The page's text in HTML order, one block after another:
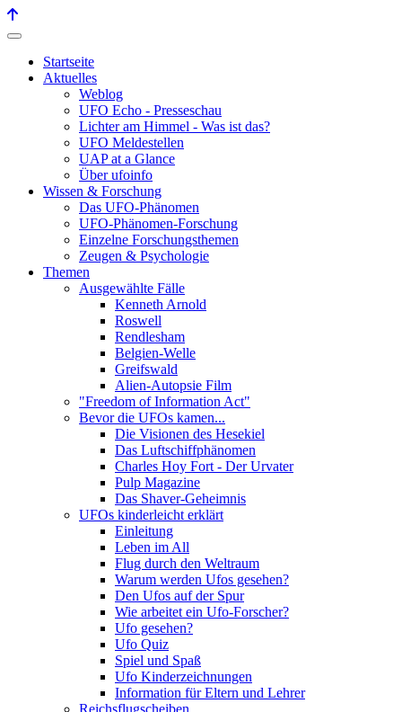
Startseite
Aktuelles
Weblog
UFO Echo - Presseschau
Lichter am Himmel - Was ist das?
UFO Meldestellen
UAP at a Glance
Über ufoinfo
Wissen & Forschung
Das UFO-Phänomen
UFO-Phänomen-Forschung
Einzelne Forschungsthemen
Zeugen & Psychologie
Themen
Ausgewählte Fälle
Kenneth Arnold
Roswell
Rendlesham
Belgien-Welle
Greifswald
Alien-Autopsie Film
"Freedom of Information Act"
Bevor die UFOs kamen...
Die Visionen des Hesekiel
Das Luftschiffphänomen
Charles Hoy Fort - Der Urvater
Pulp Magazine
Das Shaver-Geheimnis
UFOs kinderleicht erklärt
Einleitung
Leben im All
Flug durch den Weltraum
Warum werden Ufos gesehen?
Den Ufos auf der Spur
Wie arbeitet ein Ufo-Forscher?
Ufo gesehen?
Ufo Quiz
Spiel und Spaß
Ufo Kinderzeichnungen
Information für Eltern und Lehrer
Reichsflugscheiben